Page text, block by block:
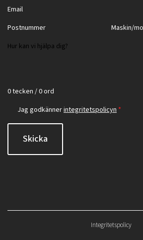
0 tecken / 0 ord
Jag godkännerintegritetspolicyn *
Skicka
Integritetspolicy